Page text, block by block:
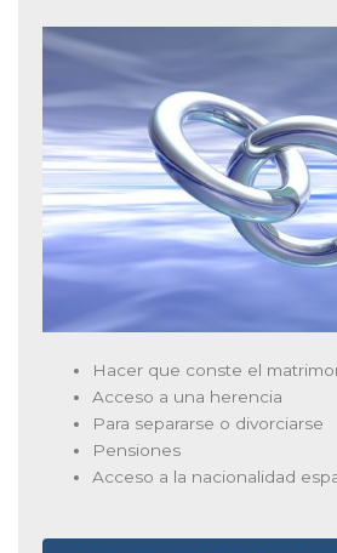
Hacer que conste el
Acceso a una herencia
Para separarse o divorciarse
Pensiones
Acceso a la nacionalidad